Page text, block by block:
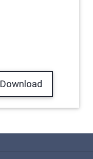
Download